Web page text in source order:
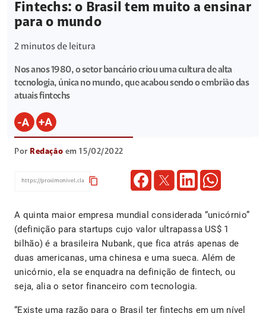
Fintechs: o Brasil tem muito a ensinar
para o mundo
2 minutos de leitura
Nos anos 1980, o setor bancário criou uma cultura de alta
tecnologia, única no mundo, que acabou sendo o embrião das
atuais fintechs
Por Redação em 15/02/2022
content_copy
A quinta maior empresa mundial considerada “unicórnio”
(definição para startups cujo valor ultrapassa US$ 1
bilhão) é a brasileira Nubank, que fica atrás apenas de
duas americanas, uma chinesa e uma sueca. Além de
unicórnio, ela se enquadra na definição de fintech, ou
seja, alia o setor financeiro com tecnologia.
“Existe uma razão para o Brasil ter fintechs em um nível